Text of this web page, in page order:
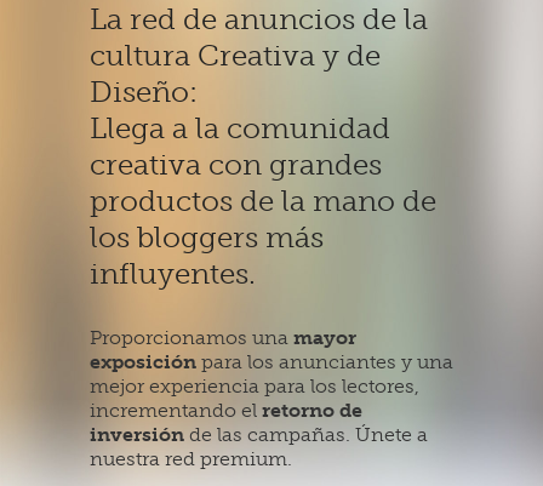
La red de anuncios de la
cultura Creativa y de
Diseño:
Llega a la comunidad
creativa con grandes
productos de la mano de
los bloggers más
influyentes.
Proporcionamos una mayor
exposición para los anunciantes y una
mejor experiencia para los lectores,
incrementando el retorno de
inversión de las campañas. Únete a
nuestra red premium.